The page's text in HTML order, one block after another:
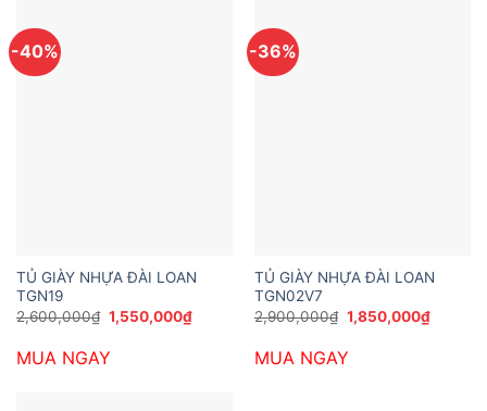
-40%
TỦ GIÀY NHỰA ĐÀI LOAN
TGN19
2,600,000₫ Giá
gốc
2,600,000₫.
1,550,000₫Giá
hiện
MUA NGAY
-36%
TỦ GIÀY NHỰA ĐÀI LOAN
TGN02V7
2,900,000₫ Giá
gốc
2,900,000₫.
1,850,000₫Giá
hiện
MUA NGAY